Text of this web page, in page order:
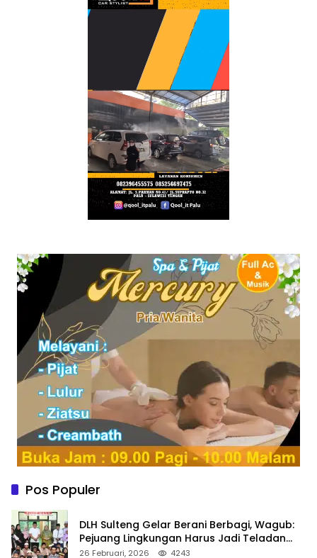
Pos Populer
DLH Sulteng Gelar Berani Berbagi, Wagub:
Pejuang Lingkungan Harus Jadi Teladan
Kepedulian
26 Februari, 2026 4243